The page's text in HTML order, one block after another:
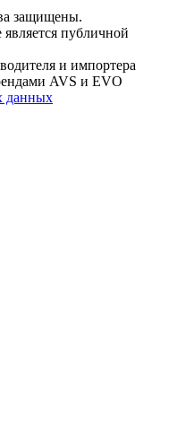
защищены.
публичной
и импортера
AVS и EVO
данных